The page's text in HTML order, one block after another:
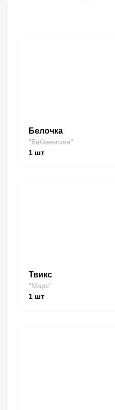
Белочка
"Бабаевская"
1 шт
Твикс
"Марс"
1 шт